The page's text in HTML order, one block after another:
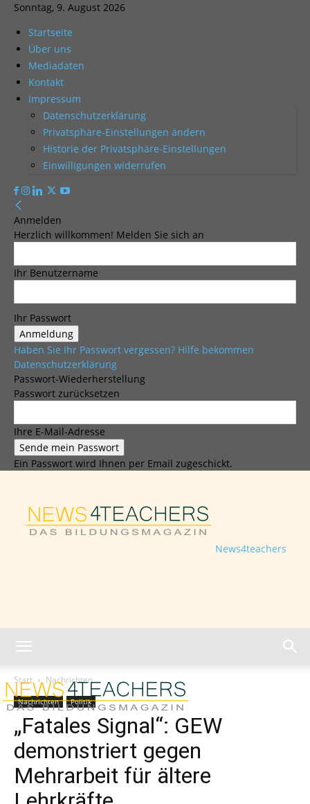
Sonntag, 9. August 2026
Startseite
Über uns
Mediadaten
Kontakt
Impressum
Datenschutzerklärung
Privatsphäre-Einstellungen ändern
Historie der Privatsphäre-Einstellungen
Einwilligungen widerrufen
Anmelden
Herzlich willkommen! Melden Sie sich an
Ihr Benutzername
Ihr Passwort
Haben Sie Ihr Passwort vergessen? Hilfe bekommen
Datenschutzerklärung
Passwort-Wiederherstellung
Passwort zurücksetzen
Ihre E-Mail-Adresse
Ein Passwort wird Ihnen per Email zugeschickt.
News4teachers
Start Nachrichten
Nachrichten Politik
„Fatales Signal“: GEW
demonstriert gegen
Mehrarbeit für ältere